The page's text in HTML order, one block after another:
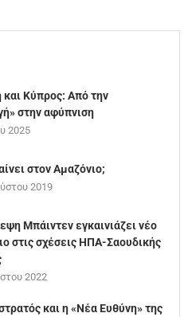
Κύπρος: Από την
στην αφύπνιση
2025
στον Αμαζόνιο;
2019
Μπάιντεν εγκαινιάζει νέο
στις σχέσεις ΗΠΑ-Σαουδικής
2022
και η «Νέα Ευθύνη» της